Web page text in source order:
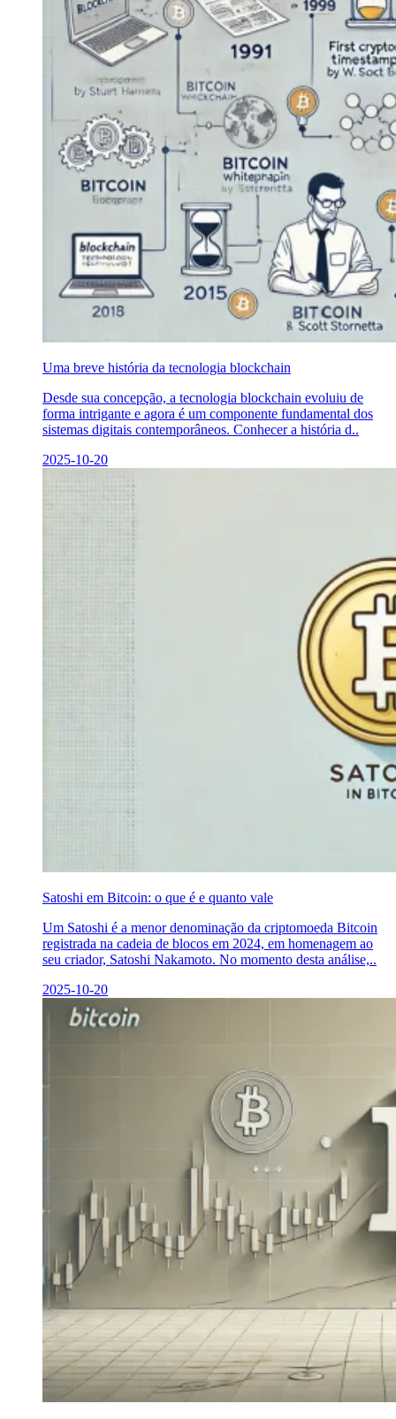
Uma breve história da tecnologia blockchain
Desde sua concepção, a tecnologia blockchain evoluiu de
forma intrigante e agora é um componente fundamental dos
sistemas digitais contemporâneos. Conhecer a história d..
2025-10-20
Satoshi em Bitcoin: o que é e quanto vale
Um Satoshi é a menor denominação da criptomoeda Bitcoin
registrada na cadeia de blocos em 2024, em homenagem ao
seu criador, Satoshi Nakamoto. No momento desta análise,..
2025-10-20